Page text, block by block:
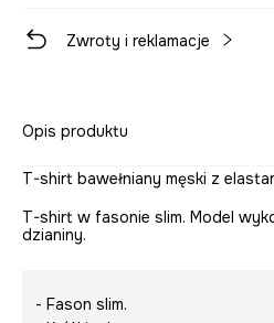
Zwroty i reklamacje
Opis produktu
T-shirt bawełniany męski z
T-shirt w fasonie slim. Model
dzianiny.
- Fason slim.